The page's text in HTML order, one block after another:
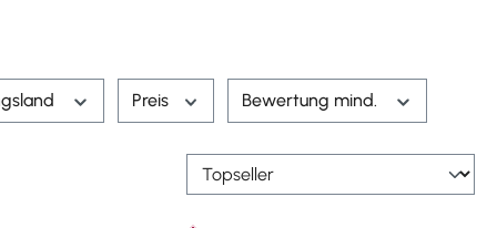
Preis Bewertung mind.